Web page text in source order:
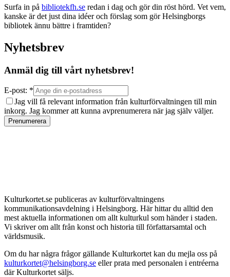
Surfa in på bibliotekfh.se redan i dag och gör din röst hörd. Vet vem,
kanske är det just dina idéer och förslag som gör Helsingborgs
bibliotek ännu bättre i framtiden?
Nyhetsbrev
Anmäl dig till vårt nyhetsbrev!
E-post: *
Jag vill få relevant information från kulturförvaltningen till min
inkorg. Jag kommer att kunna avprenumerera när jag själv väljer.
Prenumerera
Kulturkortet.se publiceras av kulturförvaltningens
kommunikationsavdelning i Helsingborg. Här hittar du alltid den
mest aktuella informationen om allt kulturkul som händer i staden.
Vi skriver om allt från konst och historia till författarsamtal och
världsmusik.
Om du har några frågor gällande Kulturkortet kan du mejla oss på
kulturkortet@helsingborg.se eller prata med personalen i entréerna
där Kulturkortet säljs.